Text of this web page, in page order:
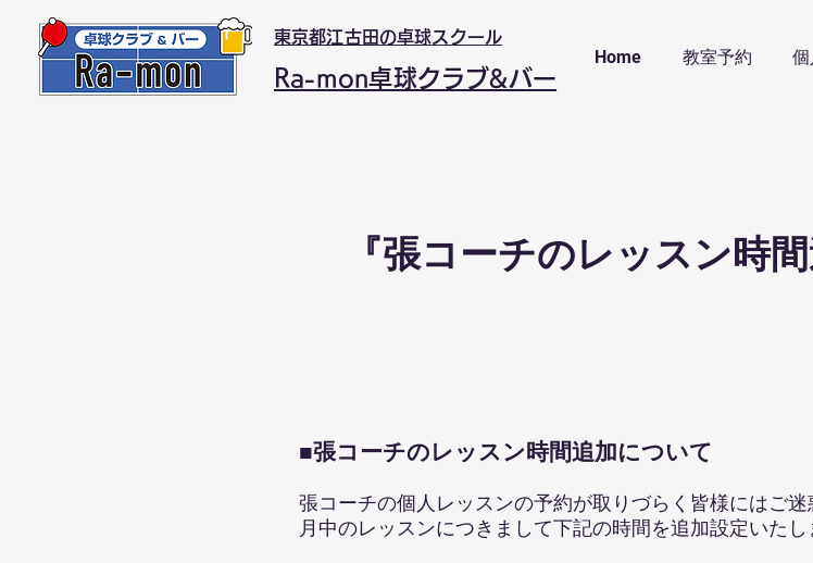
東京都江古田の卓球スクール
Ra-mon卓球クラブ&バー
Home 教室予約
『張コーチのレッスン時
​■張コーチのレッスン時間追加について
張コーチの個人レッスンの予約が取りづらく皆様にはご
月中のレッスンにつきまして下記の時間を追加設定いたし